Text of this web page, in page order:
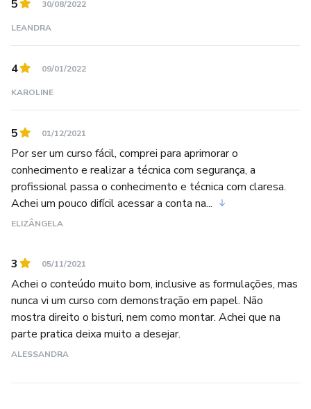
5 30/08/2022
LEANDRA
4 09/01/2022
KAROLINE
5 01/12/2021
Por ser um curso fácil, comprei para aprimorar o
conhecimento e realizar a técnica com segurança, a
profissional passa o conhecimento e técnica com claresa.
Achei um pouco difícil acessar a conta na...
ELIZÂNGELA
3 05/11/2021
Achei o conteúdo muito bom, inclusive as formulações, mas
nunca vi um curso com demonstração em papel. Não
mostra direito o bisturi, nem como montar. Achei que na
parte pratica deixa muito a desejar.
ALESSANDRA